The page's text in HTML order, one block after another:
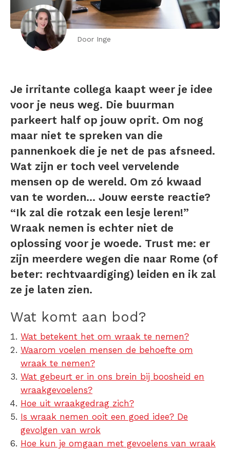
Door Inge
Je irritante collega kaapt weer je idee
voor je neus weg. Die buurman
parkeert half op jouw oprit. Om nog
maar niet te spreken van die
pannenkoek die je net de pas afsneed.
Wat zijn er toch veel vervelende
mensen op de wereld. Om zó kwaad
van te worden… Jouw eerste reactie?
“Ik zal die rotzak een lesje leren!”
Wraak nemen is echter niet de
oplossing voor je woede. Trust me: er
zijn meerdere wegen die naar Rome (of
beter: rechtvaardiging) leiden en ik zal
ze je laten zien.
Wat komt aan bod?
Wat betekent het om wraak te nemen?
Waarom voelen mensen de behoefte om
wraak te nemen?
Wat gebeurt er in ons brein bij boosheid en
wraakgevoelens?
Hoe uit wraakgedrag zich?
Is wraak nemen ooit een goed idee? De
gevolgen van wrok
Hoe kun je omgaan met gevoelens van wraak